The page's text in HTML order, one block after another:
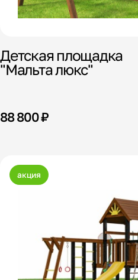
Детская площадка
"Мальта люкс"
88 800 ₽
акция